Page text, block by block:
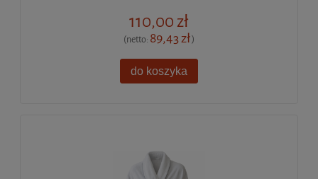
110,00 zł
(netto: 89,43 zł)
do koszyka